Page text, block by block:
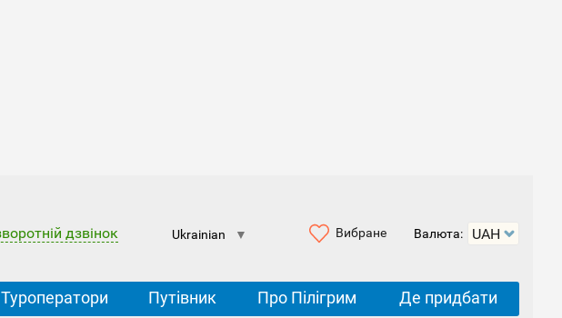
дзвінок Ukrainian ▼ Вибране Валюта:
Туроператори Путівник Про Пілігрим Де придбати